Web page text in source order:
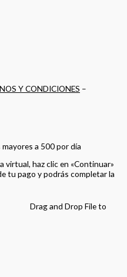
Y CONDICIONES –
a 500 por día
virtual, haz clic en «Continuar»
tu pago y podrás completar la
Drag and Drop File to